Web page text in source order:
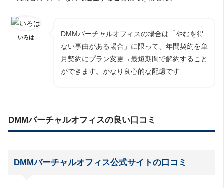
いろは
DMMバーチャルオフィスの場合は「やむを得
ない事由がある場合」に限って、年間契約を単
月契約にプラン変更→最短期間で解約すること
ができます。かなり良心的な配慮です
DMMバーチャルオフィスの良い口コミ
DMMバーチャルオフィス公式サイトの口コミ